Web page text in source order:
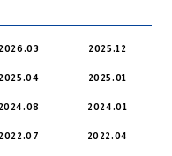
2026.03 2025.12
2025.04 2025.01
2024.08 2024.01
2022.07 2022.04